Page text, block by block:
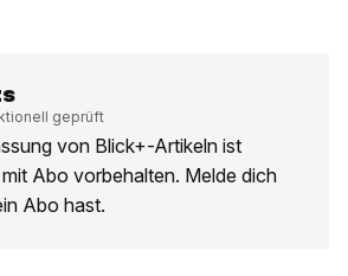
geprüft
von Blick+-Artikeln ist
Abo vorbehalten. Melde dich
Abo hast.